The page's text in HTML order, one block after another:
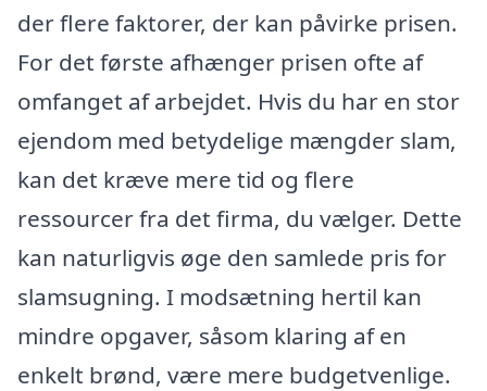
der flere faktorer, der kan påvirke prisen.
For det første afhænger prisen ofte af
omfanget af arbejdet. Hvis du har en stor
ejendom med betydelige mængder slam,
kan det kræve mere tid og flere
ressourcer fra det firma, du vælger. Dette
kan naturligvis øge den samlede pris for
slamsugning. I modsætning hertil kan
mindre opgaver, såsom klaring af en
enkelt brønd, være mere budgetvenlige.